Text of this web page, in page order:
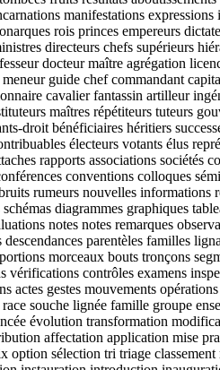
manifestations
rois princes empereurs
directeurs chefs supérieurs
docteur maître agrégation
guide chef commandant
cavalier fantassin artilleur
maîtres répétiteurs tuteurs
droit bénéficiaires héritiers
électeurs votants élus
rapports associations
conventions colloques
rumeurs nouvelles
diagrammes graphiques
notes notes remarques
parentèles familles
morceaux bouts tronçons
contrôles examens
actes gestes mouvements
souche lignée famille groupe
évolution transformation
affectation application mise
sélection tri triage